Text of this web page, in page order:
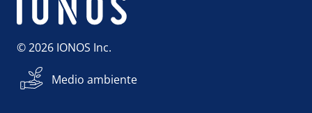
© 2026 IONOS Inc.
Medio ambiente